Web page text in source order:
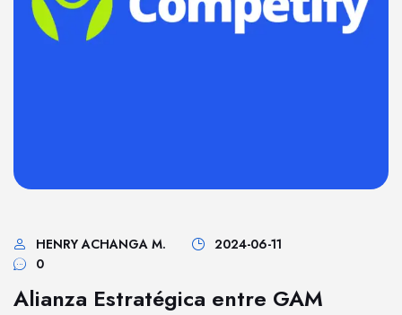
HENRY ACHANGA M.
2024-06-11
0
Alianza Estratégica entre GAM